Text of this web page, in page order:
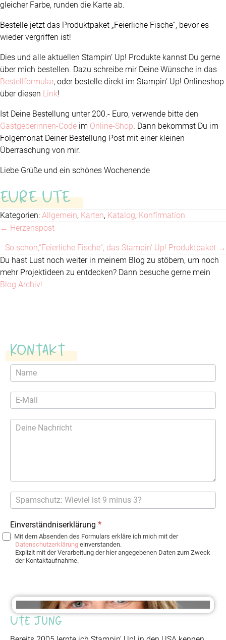
gleicher Farbe, runden die Karte ab.
Bestelle jetzt das Produktpaket „Feierliche Fische“, bevor es
wieder vergriffen ist!
Dies und alle aktuellen Stampin‘ Up! Produkte kannst Du gerne
über mich bestellen. Dazu schreibe mir Deine Wünsche in das
Bestellformular, oder bestelle direkt im Stampin‘ Up! Onlineshop
über diesen Link!
Ist Deine Bestellung unter 200.- Euro, verwende bitte den
Gastgeberinnen-Code im Online-Shop. Dann bekommst Du im
Folgemonat Deiner Bestellung Post mit einer kleinen
Überraschung von mir.
Liebe Grüße und ein schönes Wochenende
EURE UTE
Kategorien: Allgemein, Karten, Katalog, Konfírmatíon
Posts
navigation
← Herzenspost
So schön,“Feierliche Fische“, das Stampin‘ Up! Produktpaket →
Du hast Lust noch weiter in meinem Blog zu stöbern, um noch
mehr Projektideen zu entdecken? Dann besuche gerne mein
Blog Archiv!
Kontakt
Kontaktformular
Einverständniserklärung *
Mit dem Absenden des Formulars erkläre ich mich mit der
Datenschutzerklärung einverstanden.
Explizit mit der Verarbeitung der hier angegebenen Daten zum Zweck
der Kontaktaufnahme.
Ute Jung